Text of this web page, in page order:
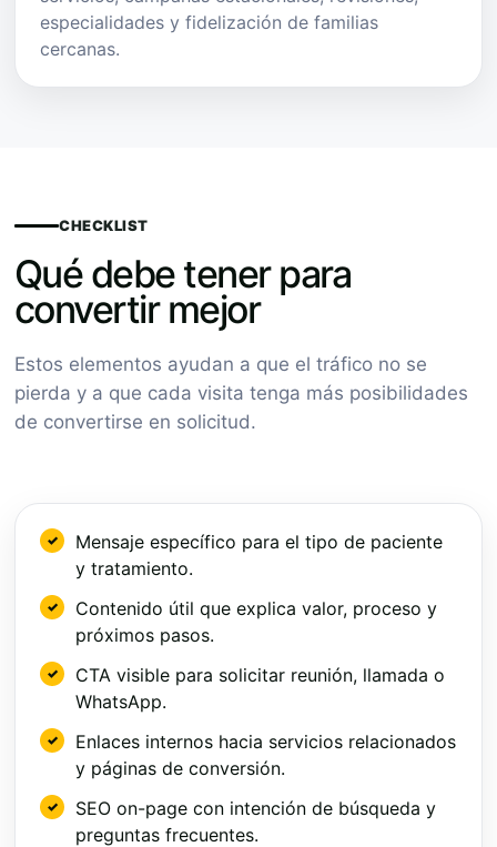
especialidades y fidelización de familias
cercanas.
CHECKLIST
Qué debe tener para
convertir mejor
Estos elementos ayudan a que el tráfico no se
pierda y a que cada visita tenga más posibilidades
de convertirse en solicitud.
Mensaje específico para el tipo de paciente
y tratamiento.
Contenido útil que explica valor, proceso y
próximos pasos.
CTA visible para solicitar reunión, llamada o
WhatsApp.
Enlaces internos hacia servicios relacionados
y páginas de conversión.
SEO on-page con intención de búsqueda y
preguntas frecuentes.